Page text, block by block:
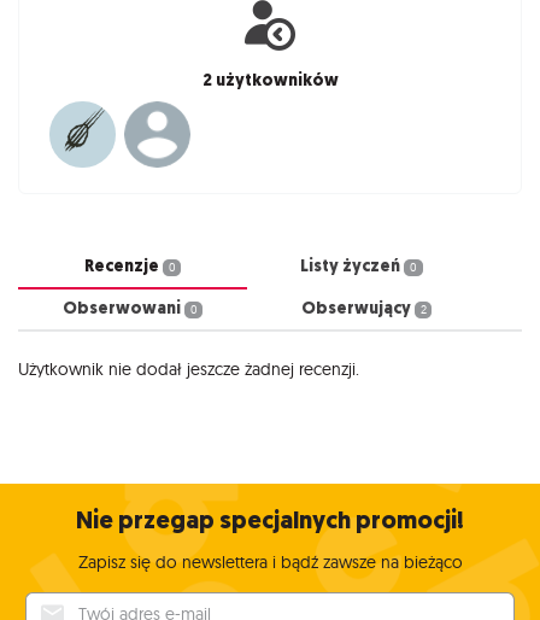
2 użytkowników
Recenzje 0 Listy życzeń 0
Obserwowani 0 Obserwujący 2
Użytkownik nie dodał jeszcze żadnej recenzji.
Nie przegap specjalnych promocji!
Zapisz się do newslettera i bądź zawsze na bieżąco